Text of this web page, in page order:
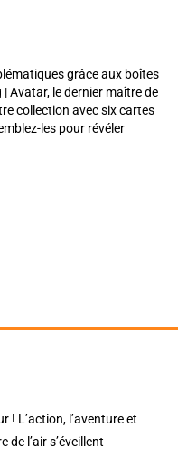
grâce aux boîtes
Avatar, le dernier maître de
collection avec six cartes
les pour révéler
! L’action, l’aventure et
de l’air s’éveillent